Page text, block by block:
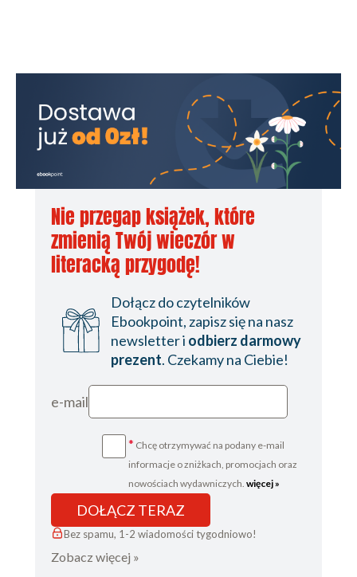
Nie przegap książek, które
zmienią Twój wieczór w
literacką przygodę!
Dołącz do czytelników
Ebookpoint, zapisz się na nasz
newsletter i odbierz darmowy
prezent. Czekamy na Ciebie!
e-mail
* Chcę otrzymywać na podany e-mail
informacje o zniżkach, promocjach oraz
nowościach wydawniczych. więcej »
DOŁĄCZ TERAZ
Bez spamu, 1-2 wiadomości tygodniowo!
Zobacz więcej »